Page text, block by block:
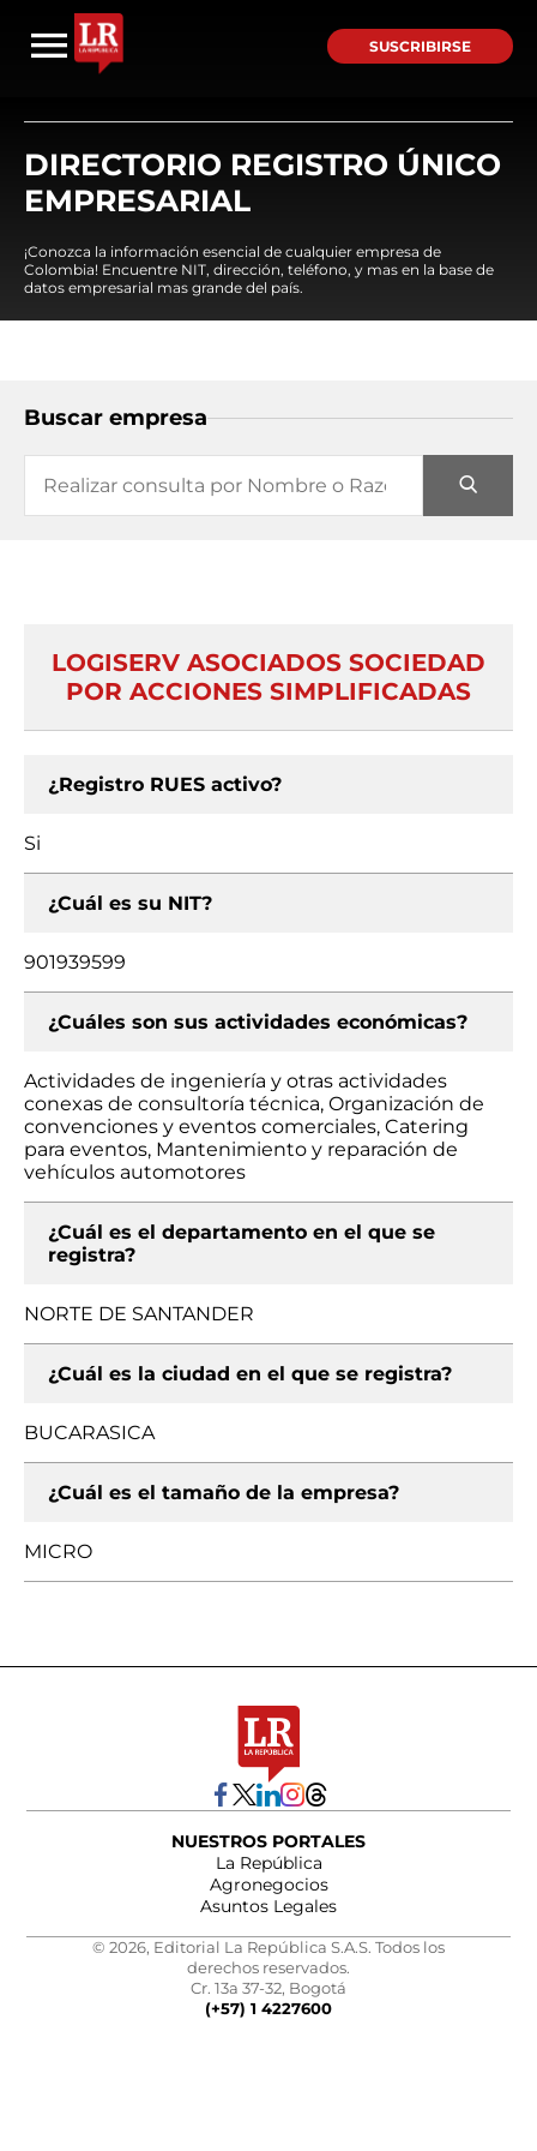
SUSCRIBIRSE
DIRECTORIO REGISTRO ÚNICO
EMPRESARIAL
¡Conozca la información esencial de cualquier empresa de
Colombia! Encuentre NIT, dirección, teléfono, y mas en la base de
datos empresarial mas grande del país.
Buscar empresa
LOGISERV ASOCIADOS SOCIEDAD
POR ACCIONES SIMPLIFICADAS
¿Registro RUES activo?
Si
¿Cuál es su NIT?
901939599
¿Cuáles son sus actividades económicas?
Actividades de ingeniería y otras actividades
conexas de consultoría técnica, Organización de
convenciones y eventos comerciales, Catering
para eventos, Mantenimiento y reparación de
vehículos automotores
¿Cuál es el departamento en el que se
registra?
NORTE DE SANTANDER
¿Cuál es la ciudad en el que se registra?
BUCARASICA
¿Cuál es el tamaño de la empresa?
MICRO
NUESTROS PORTALES
La República
Agronegocios
Asuntos Legales
© 2026, Editorial La República S.A.S. Todos los
derechos reservados.
Cr. 13a 37-32, Bogotá
(+57) 1 4227600